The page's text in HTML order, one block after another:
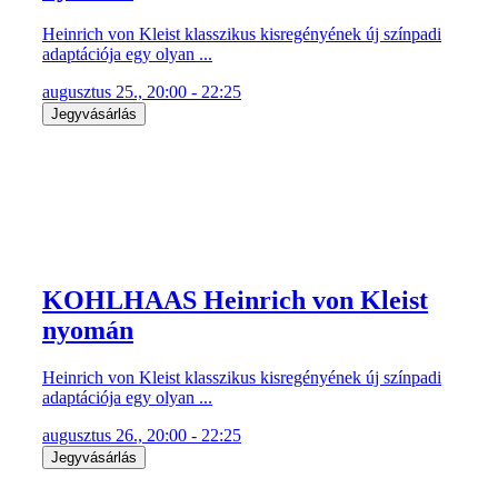
Heinrich von Kleist klasszikus kisregényének új színpadi
adaptációja egy olyan ...
augusztus 25., 20:00 - 22:25
Jegyvásárlás
KOHLHAAS Heinrich von Kleist
nyomán
Heinrich von Kleist klasszikus kisregényének új színpadi
adaptációja egy olyan ...
augusztus 26., 20:00 - 22:25
Jegyvásárlás